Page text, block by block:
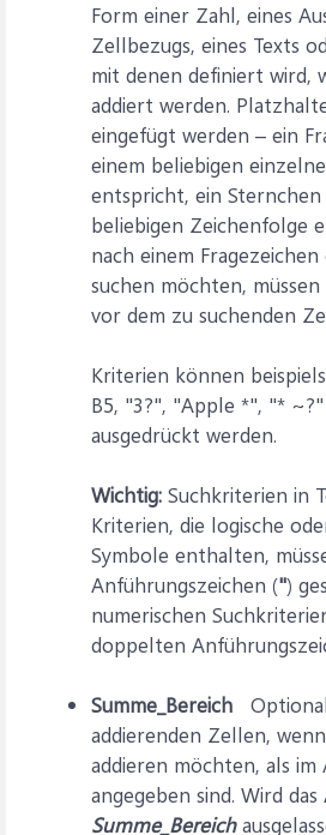
Form einer Zahl, eines
Zellbezugs, eines Texts
mit denen definiert wird,
addiert werden.
eingefügt werden – ein
einem beliebigen
entspricht, ein Sternchen
beliebigen Zeichenfolge
nach einem
suchen möchten, müssen
vor dem zu suchenden
Kriterien können
B5, "3?", "Apple *", "*
ausgedrückt werden.
Wichtig: Suchkriterien in
Kriterien, die logische
Symbole enthalten,
Anführungszeichen (")
numerischen
doppelten
Summe_Bereich
addierenden Zellen,
addieren möchten, als im
angegeben sind. Wird
Summe_Bereich